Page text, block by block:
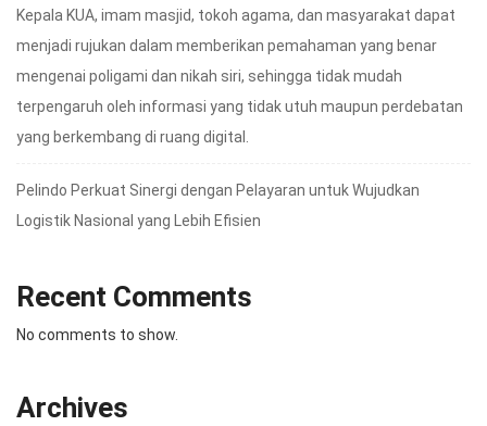
Kepala KUA, imam masjid, tokoh agama, dan masyarakat dapat
menjadi rujukan dalam memberikan pemahaman yang benar
mengenai poligami dan nikah siri, sehingga tidak mudah
terpengaruh oleh informasi yang tidak utuh maupun perdebatan
yang berkembang di ruang digital.
Pelindo Perkuat Sinergi dengan Pelayaran untuk Wujudkan
Logistik Nasional yang Lebih Efisien
Recent Comments
No comments to show.
Archives